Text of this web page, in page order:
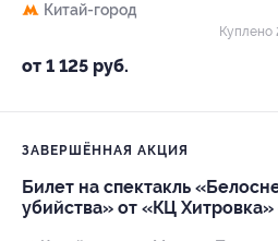
Китай-город
от 1 125 руб.
Куплено
ЗАВЕРШЁННАЯ АКЦИЯ
Билет на спектакль
убийства» от «КЦ Хитровка»